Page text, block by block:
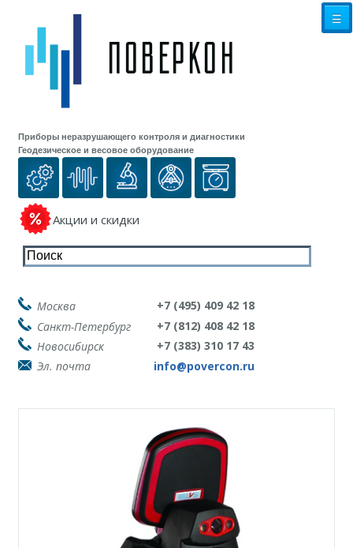
Приборы неразрушающего контроля и диагностики
Геодезическое и весовое оборудование
Акции и скидки
☰
Москва
+7 (495) 409 42 18
Санкт-Петербург
+7 (812) 408 42 18
Новосибирск
+7 (383) 310 17 43
Эл. почта
info@povercon.ru